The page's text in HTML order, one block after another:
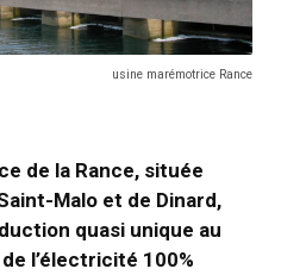
usine marémotrice Rance
de la Rance, située
Malo et de Dinard,
quasi unique au
l’électricité 100%